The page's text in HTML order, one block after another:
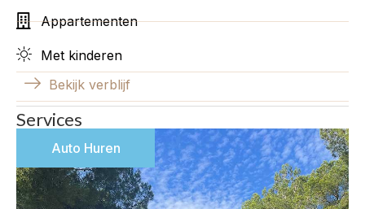
Appartementen
Met kinderen
Bekijk verblijf
Services
Auto Huren